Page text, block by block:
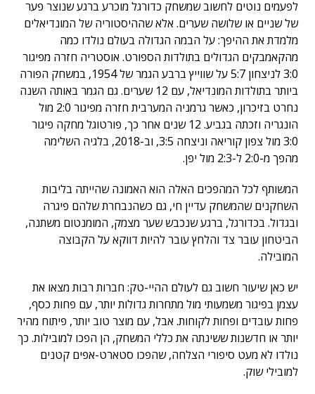
לפעמים נוטים לחשוב שמשחק כדורגל מוכרע ברגע שנוצר פער
של שניים או שלושה שערים. אלא שההיסטוריה של המונדיאלים
מלמדת את ההיפך: על הבמה הגדולה בעולם נולדו כמה
מהקאמבקים הגדולים בתולדות הספורט. אוסטריה חזרה מפיגור
3:0 לניצחון 5:7 על שווייץ ברבע הגמר של 1954, במשחק הפורה
ביותר בתולדות המונדיאל, עם 12 שערים. גם הגמר באותה השנה
נחרט בזיכרון, כאשר גרמניה המערבית חזרה מפיגור 2:0 מול
הונגריה וזכתה בגביע. 12 שנים אחר כך, פורטוגל מחקה פיגור
3:0 מול צפון קוריאה וניצחה 3:5, וב-2018, בלגיה השלימה
מהפך מ-2:0 ל-2:3 מול יפן.
המשותף לכל המהפכים האלה הוא האמונה שהייתה בליבות
השחקנים שהמשחק עדיין חי, גם כשהנבחרת שלהם פיגרה
ובגדול. בכדורגל, ברגע שנכבש שער מצמק, המומנטום משתנה,
הביטחון עובר צד והלחץ עובר להיות דווקא על הקבוצה
המובילה.
יש כאן שיעור חשוב גם לעולם ההיי-טק: חברות רבות מצאו את
עצמן בפיגור משמעותי מול מתחרות גדולות יותר, עם פחות כסף,
פחות עובדים ופחות לקוחות. אבל, עם מוצר טוב יותר, פיתוח מהיר
יותר או חדשנות ששינתה את כללי המשחק, הן הפכו למובילות. כך
נולדו לא מעט סיפורי הצלחה, שהפכו סטארט-אפים קטנים
למובילי שוק.